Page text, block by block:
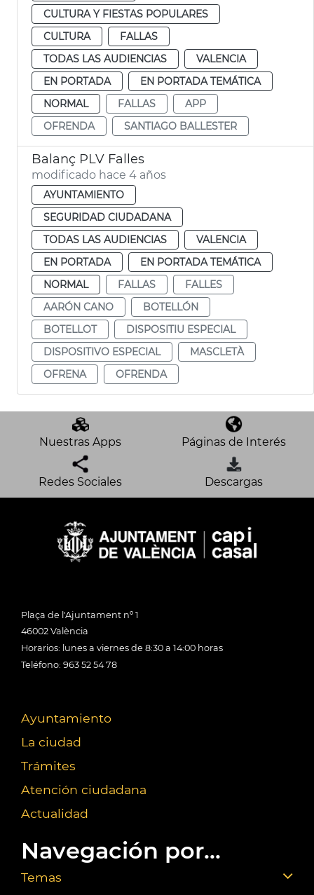
CULTURA Y FIESTAS POPULARES
CULTURA
FALLAS
TODAS LAS AUDIENCIAS
VALENCIA
EN PORTADA
EN PORTADA TEMÁTICA
NORMAL
FALLAS
APP
OFRENDA
SANTIAGO BALLESTER
Balanç PLV Falles
modificado hace 4 años
AYUNTAMIENTO
SEGURIDAD CIUDADANA
TODAS LAS AUDIENCIAS
VALENCIA
EN PORTADA
EN PORTADA TEMÁTICA
NORMAL
FALLAS
FALLES
AARÓN CANO
BOTELLÓN
BOTELLOT
DISPOSITIU ESPECIAL
DISPOSITIVO ESPECIAL
MASCLETÀ
OFRENA
OFRENDA
Nuestras Apps Páginas de Interés
Redes Sociales Descargas
Plaça de l'Ajuntament nº 1
46002 València
Horarios: lunes a viernes de 8:30 a 14:00 horas
Teléfono: 963 52 54 78
Ayuntamiento
La ciudad
Trámites
Atención ciudadana
Actualidad
Navegación por...
Temas